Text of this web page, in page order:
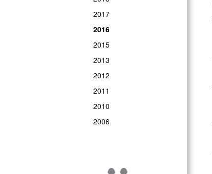
2017
2016
2015
2013
2012
2011
2010
2006